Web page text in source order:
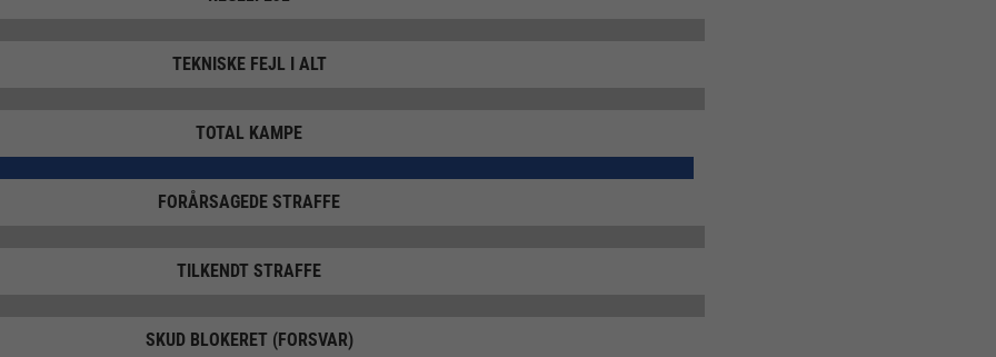
TEKNISKE FEJL I ALT
TOTAL KAMPE
FORÅRSAGEDE STRAFFE
TILKENDT STRAFFE
SKUD BLOKERET (FORSVAR)